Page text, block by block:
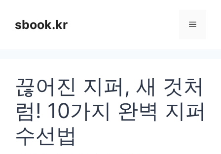
sbook.kr 메
끊어진 지퍼, 새 것처
럼! 10가지 완벽 지퍼
수선법